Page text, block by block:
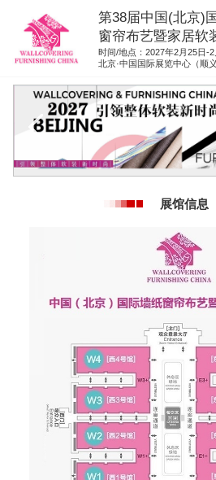
第38届中国(北京)
窗帘布艺暨家居软
时间/地点：2027年2月25日-2
北京·中国国际展览中心（顺义
网站首页
展商服务
参展联络
展馆信息